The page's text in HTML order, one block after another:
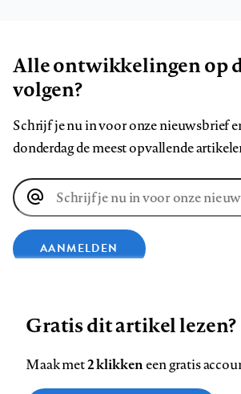
Alle ontwikkelingen op
volgen?
Schrijf je nu in voor onze nieuwsbrief
donderdag de meest opvallende
E-
mailadres
AANMELDEN
ons
Zie onze cookie policy
Gratis dit artikel lezen?
Maak met2 klikkeneen gratis